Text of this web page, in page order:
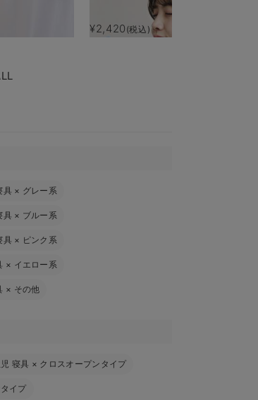
¥2,420 (税込)
具 × グレー系
具 × ブルー系
具 × ピンク系
× イエロー系
× その他
寝具 × クロスオープンタイプ
イプ